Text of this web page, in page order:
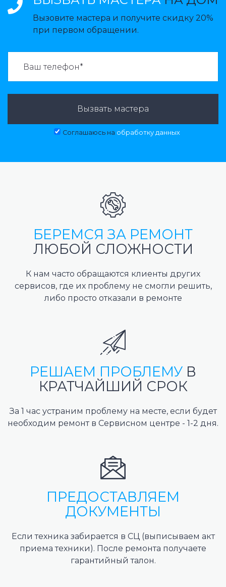
Вызовите мастера и получите скидку 20%
при первом обращении.
Вызвать мастера
Соглашаюсь на обработку данных
БЕРЕМСЯ ЗА РЕМОНТ
ЛЮБОЙ СЛОЖНОСТИ
К нам часто обращаются клиенты других
сервисов, где их проблему не смогли решить,
либо просто отказали в ремонте
РЕШАЕМ ПРОБЛЕМУ В
КРАТЧАЙШИЙ СРОК
За 1 час устраним проблему на месте, если будет
необходим ремонт в Сервисном центре - 1-2 дня.
ПРЕДОСТАВЛЯЕМ
ДОКУМЕНТЫ
Если техника забирается в СЦ (выписываем акт
приема техники). После ремонта получаете
гарантийный талон.